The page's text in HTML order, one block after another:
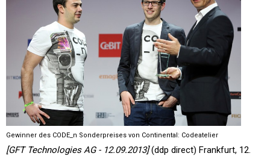
Gewinner des CODE_n Sonderpreises von Continental: Codeatelier
[GFT Technologies AG - 12.09.2013](ddp direct) Frankfurt, 12.